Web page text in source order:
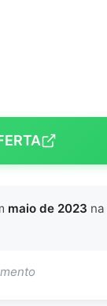
maio de 2023 na